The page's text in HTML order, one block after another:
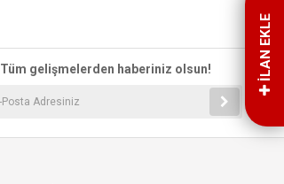
İLAN EKLE
Tüm gelişmelerden haberiniz olsun!